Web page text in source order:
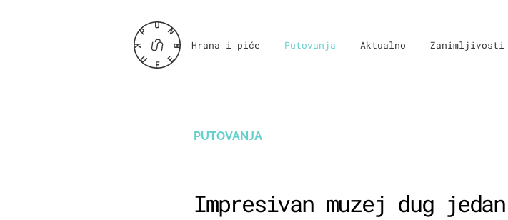
Hrana i piće Putovanja Aktualno Zanimljivosti
PUTOVANJA
Impresivan muzej dug